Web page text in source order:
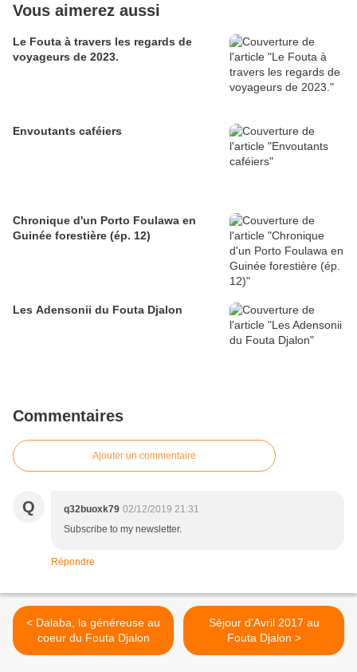
Vous aimerez aussi
Le Fouta à travers les regards de
voyageurs de 2023.
Envoutants caféiers
Chronique d'un Porto Foulawa en
Guinée forestière (ép. 12)
Les Adensonii du Fouta Djalon
Commentaires
Ajouter un commentaire
Q q32buoxk79 02/12/2019 21:31
Subscribe to my newsletter.
Répondre
< Dalaba, la généreuse au
coeur du Fouta Djalon
Séjour d'Avril 2017 au
Fouta Djalon >